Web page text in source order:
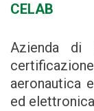
CELAB
Azienda
aeronautica
ed